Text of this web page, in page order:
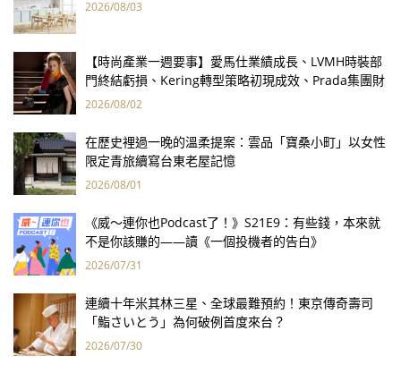
2026/08/03
【時尚產業一週要事】愛馬仕業績成長、LVMH時裝部
門終結虧損、Kering轉型策略初現成效、Prada集團財
報亮眼
2026/08/02
在歷史裡過一晚的溫柔提案：雲品「寶桑小町」以女性
限定青旅續寫台東老屋記憶
2026/08/01
《威～連你也Podcast了！》S21E9：有些錢，本來就
不是你該賺的——讀《一個投機者的告白》
2026/07/31
連續十年米其林三星、全球最難預約！東京傳奇壽司
「鮨さいとう」為何破例首度來台？
2026/07/30